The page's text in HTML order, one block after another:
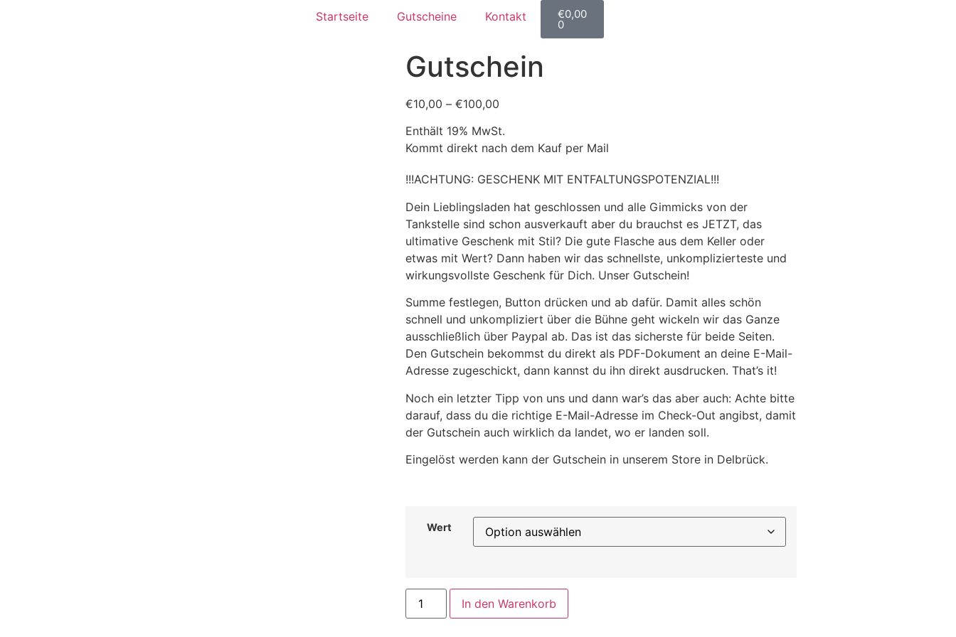
Startseite Gutscheine Kontakt €0,00
0
Gutschein
€10,00 – €100,00
Enthält 19% MwSt.
Kommt direkt nach dem Kauf per Mail
!!!ACHTUNG: GESCHENK MIT ENTFALTUNGSPOTENZIAL!!!
Dein Lieblingsladen hat geschlossen und alle Gimmicks von der
Tankstelle sind schon ausverkauft aber du brauchst es JETZT, das
ultimative Geschenk mit Stil? Die gute Flasche aus dem Keller oder
etwas mit Wert? Dann haben wir das schnellste, unkomplizierteste und
wirkungsvollste Geschenk für Dich. Unser Gutschein!
Summe festlegen, Button drücken und ab dafür. Damit alles schön
schnell und unkompliziert über die Bühne geht wickeln wir das Ganze
ausschließlich über Paypal ab. Das ist das sicherste für beide Seiten.
Den Gutschein bekommst du direkt als PDF-Dokument an deine E-Mail-
Adresse zugeschickt, dann kannst du ihn direkt ausdrucken. That’s it!
Noch ein letzter Tipp von uns und dann war’s das aber auch: Achte bitte
darauf, dass du die richtige E-Mail-Adresse im Check-Out angibst, damit
der Gutschein auch wirklich da landet, wo er landen soll.
Eingelöst werden kann der Gutschein in unserem Store in Delbrück.
Wert
In den Warenkorb